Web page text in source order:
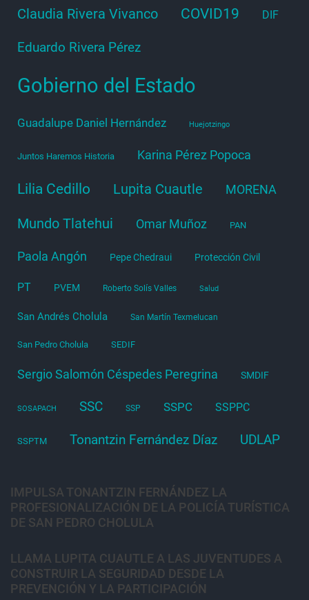
Claudia Rivera Vivanco COVID19 DIF
Eduardo Rivera Pérez
Gobierno del Estado
Guadalupe Daniel Hernández Huejotzingo
Juntos Haremos Historia Karina Pérez Popoca
Lilia Cedillo Lupita Cuautle MORENA
Mundo Tlatehui Omar Muñoz PAN
Paola Angón Pepe Chedraui Protección Civil
PT PVEM Roberto Solís Valles Salud
San Andrés Cholula San Martín Texmelucan
San Pedro Cholula SEDIF
Sergio Salomón Céspedes Peregrina SMDIF
SOSAPACH SSC SSP SSPC SSPPC
SSPTM Tonantzin Fernández Díaz UDLAP
IMPULSA TONANTZIN FERNÁNDEZ LA
PROFESIONALIZACIÓN DE LA POLICÍA TURÍSTICA
DE SAN PEDRO CHOLULA
LLAMA LUPITA CUAUTLE A LAS JUVENTUDES A
CONSTRUIR LA SEGURIDAD DESDE LA
PREVENCIÓN Y LA PARTICIPACIÓN